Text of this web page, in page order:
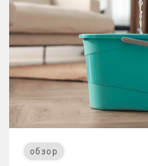
обзор